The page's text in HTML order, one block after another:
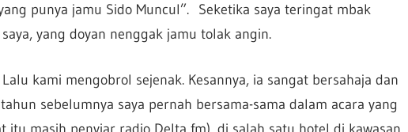
punya jamu Sido Muncul”. Seketika saya teringat mbak
yang doyan nenggak jamu tolak angin.
kami mengobrol sejenak. Kesannya, ia sangat bersahaja dan
sebelumnya saya pernah bersama-sama dalam acara yang